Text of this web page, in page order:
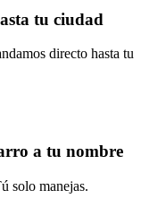
tu ciudad
directo hasta tu
a tu nombre
solo manejas.